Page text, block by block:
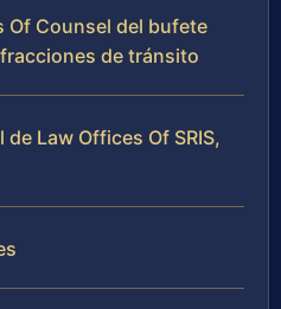
Of Counsel del bufete
de tránsito
Law Offices Of SRIS,